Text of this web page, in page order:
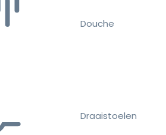
Douche
Draaistoelen